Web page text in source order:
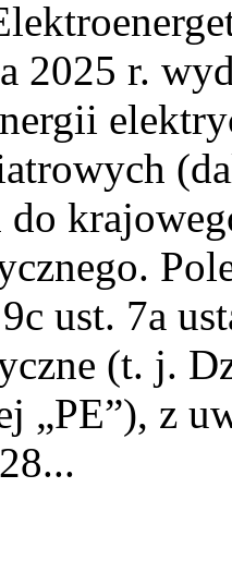
2025 r.
do
ust. 7a
(t. j.
„PE”), z